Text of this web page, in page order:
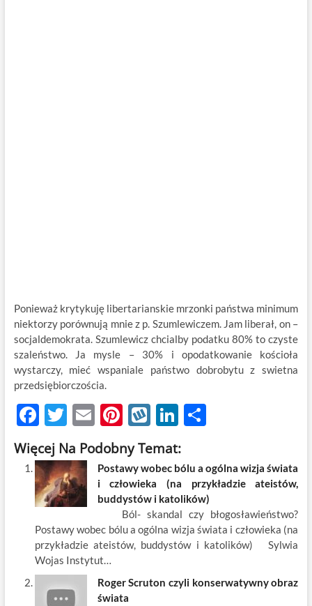
Ponieważ krytykuję libertarianskie mrzonki państwa minimum
niektorzy porównują mnie z p. Szumlewiczem. Jam liberał, on –
socjaldemokrata. Szumlewicz chcialby podatku 80% to czyste
szaleństwo. Ja mysle – 30% i opodatkowanie kościoła
wystarczy, mieć wspaniale państwo dobrobytu z swietna
przedsiębiorczościa.
F
ac
e
b
o
o
k
T
w
itt
er
E
m
ail
Pi
nt
er
es
t
W
k
o
p
Li
k
e
dI
n
S
ar
e
Więcej Na Podobny Temat:
Postawy wobec bólu a ogólna wizja świata
i człowieka (na przykładzie ateistów,
buddystów i katolików)
Ból- skandal czy błogosławieństwo?
Postawy wobec bólu a ogólna wizja świata i człowieka (na
przykładzie ateistów, buddystów i katolików) Sylwia
Wojas Instytut…
Roger Scruton czyli konserwatywny obraz
świata